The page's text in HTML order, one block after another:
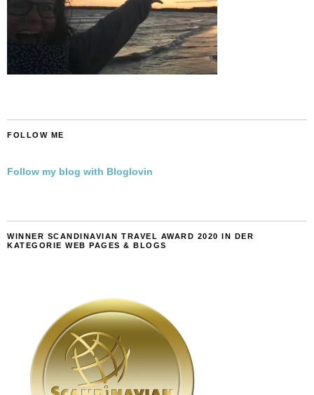
FOLLOW ME
Follow my blog with Bloglovin
WINNER SCANDINAVIAN TRAVEL AWARD 2020 IN DER
KATEGORIE WEB PAGES & BLOGS